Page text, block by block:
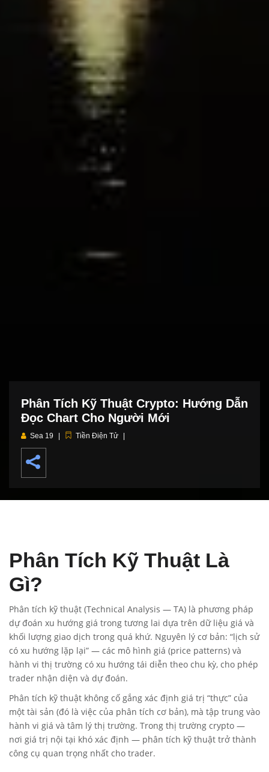
Phân Tích Kỹ Thuật Crypto: Hướng Dẫn
Đọc Chart Cho Người Mới
Sea 19 Tiền Điện Tử
Phân Tích Kỹ Thuật Là
Gì?
Phân tích kỹ thuật (Technical Analysis — TA) là phương pháp
dự đoán xu hướng giá trong tương lai dựa trên dữ liệu giá và
khối lượng giao dịch trong quá khứ. Nguyên lý cơ bản: “lịch sử
có xu hướng lặp lại” — các mô hình giá (price patterns) và
hành vi thị trường có xu hướng tái diễn theo chu kỳ, cho phép
trader nhận diện và dự đoán.
Phân tích kỹ thuật không cố gắng xác định giá trị “thực” của
một tài sản (đó là việc của phân tích cơ bản), mà tập trung vào
hành vi giá và tâm lý thị trường. Trong thị trường crypto —
nơi giá trị nội tại khó xác định — phân tích kỹ thuật trở thành
công cụ quan trọng nhất cho trader.